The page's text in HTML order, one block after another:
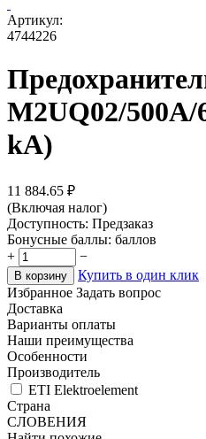
Артикул:
4744226
M2UQ02/500A/
kA)
11 884.65 ₽
(Включая налог)
Доступность: Предзаказ
Бонусные баллы: баллов
+
−
В корзину
Купить в один клик
Избранное Задать вопрос
Доставка
Варианты оплаты
Наши преимущества
Особенности
Производитель
ETI Elektroelement
Страна
СЛОВЕНИЯ